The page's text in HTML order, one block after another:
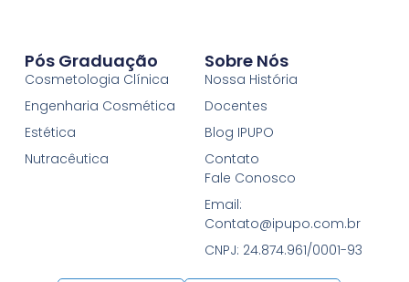
Pós Graduação
Cosmetologia Clínica
Engenharia Cosmética
Estética
Nutracêutica
Sobre Nós
Nossa História
Docentes
Blog IPUPO
Contato
Fale Conosco
Email:
Contato@ipupo.com.br
CNPJ: 24.874.961/0001-93